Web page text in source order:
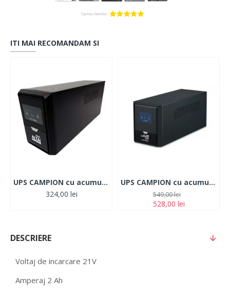
ITI MAI RECOMANDAM SI
UPS CAMPION cu acumulator 220V , 600W cu 2 prize
324,00 lei
UPS CAMPION cu acumulator 220V ,1200W cu 3 prize CAMPION
528,00 lei
549,00 lei
DESCRIERE
Voltaj de incarcare 21V
Amperaj 2 Ah